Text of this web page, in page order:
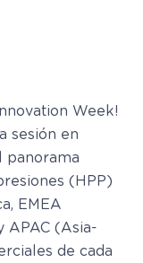
Week!
sesión en
panorama
(HPP)
EMEA
APAC (Asia-
de cada